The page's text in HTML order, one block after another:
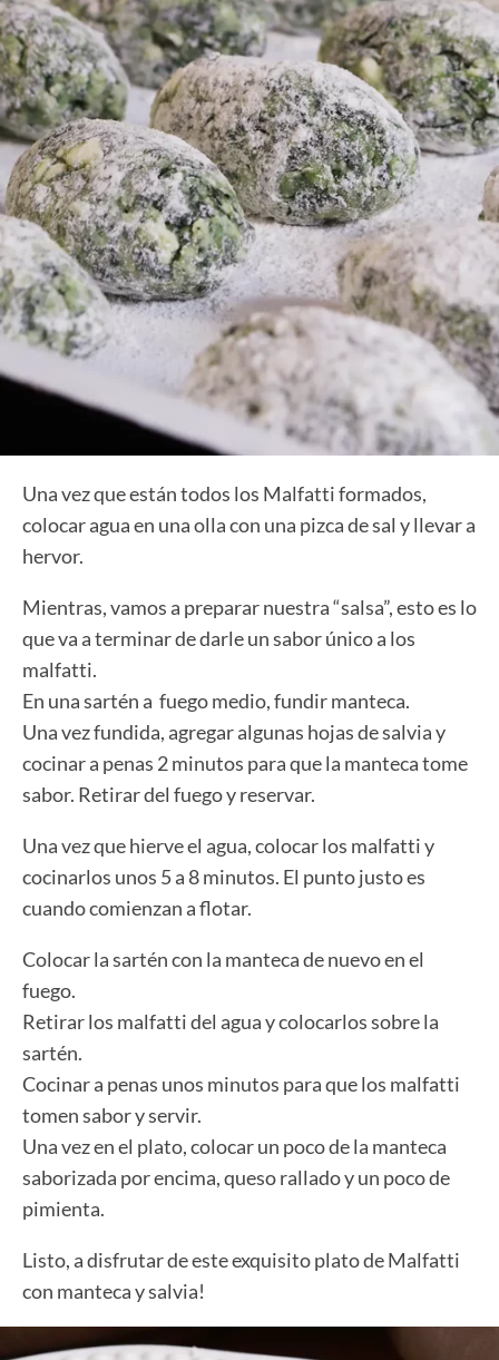
Una vez que están todos los Malfatti formados,
colocar agua en una olla con una pizca de sal y llevar a
hervor.
Mientras, vamos a preparar nuestra “salsa”, esto es lo
que va a terminar de darle un sabor único a los
malfatti.
En una sartén a fuego medio, fundir manteca.
Una vez fundida, agregar algunas hojas de salvia y
cocinar a penas 2 minutos para que la manteca tome
sabor. Retirar del fuego y reservar.
Una vez que hierve el agua, colocar los malfatti y
cocinarlos unos 5 a 8 minutos. El punto justo es
cuando comienzan a flotar.
Colocar la sartén con la manteca de nuevo en el
fuego.
Retirar los malfatti del agua y colocarlos sobre la
sartén.
Cocinar a penas unos minutos para que los malfatti
tomen sabor y servir.
Una vez en el plato, colocar un poco de la manteca
saborizada por encima, queso rallado y un poco de
pimienta.
Listo, a disfrutar de este exquisito plato de Malfatti
con manteca y salvia!